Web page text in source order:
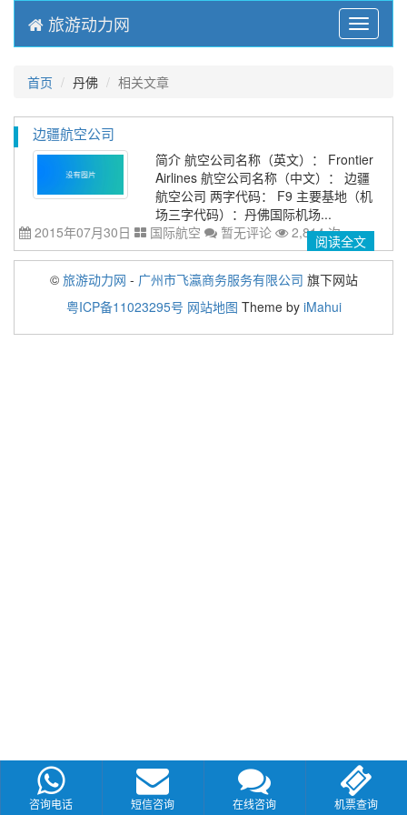
Menu
旅游动力网
首页 丹佛 相关文章
边疆航空公司
简介 航空公司名称（英文）： Frontier
Airlines 航空公司名称（中文）： 边疆
航空公司 两字代码： F9 主要基地（机
场三字代码）：丹佛国际机场...
2015年07月30日
国际航空 暂无评论 2,814 次阅读全文
© 旅游动力网 - 广州市飞瀛商务服务有限公司 旗下网站
粤ICP备11023295号 网站地图 Theme by iMahui
咨询电话 短信咨询 在线咨询 机票查询